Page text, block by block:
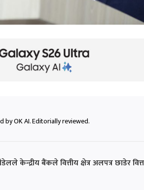
by OK AI. Editorially reviewed.
केन्द्रीय बैंकले वित्तीय क्षेत्र अलपत्र छाडेर